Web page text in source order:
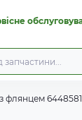
флянцем 6448581